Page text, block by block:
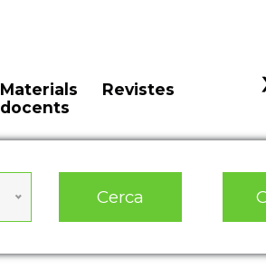
Materials
docents
Revistes
Cerca